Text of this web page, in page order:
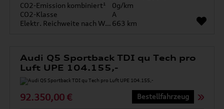
CO2-Emission kombiniert¹
0g/km
CO2-Klasse
A
Elektr. Reichweite nach WLTP* 663 km
Audi Q5 Sportback TDI qu Tech pro
Luft UPE 104.155,-
92.350,00 € Bestellfahrzeug